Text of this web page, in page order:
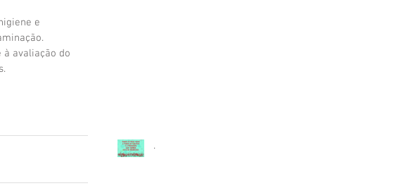
e
à avaliação do
.